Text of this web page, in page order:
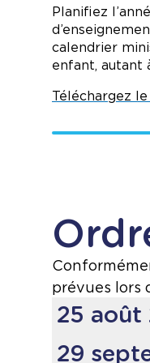
12 h 50 à
14 h 25 à
15 h 40:
Planifiez
calendrier
enfant, autant
Téléchargez
prévues lors
25 août
Prière,
29